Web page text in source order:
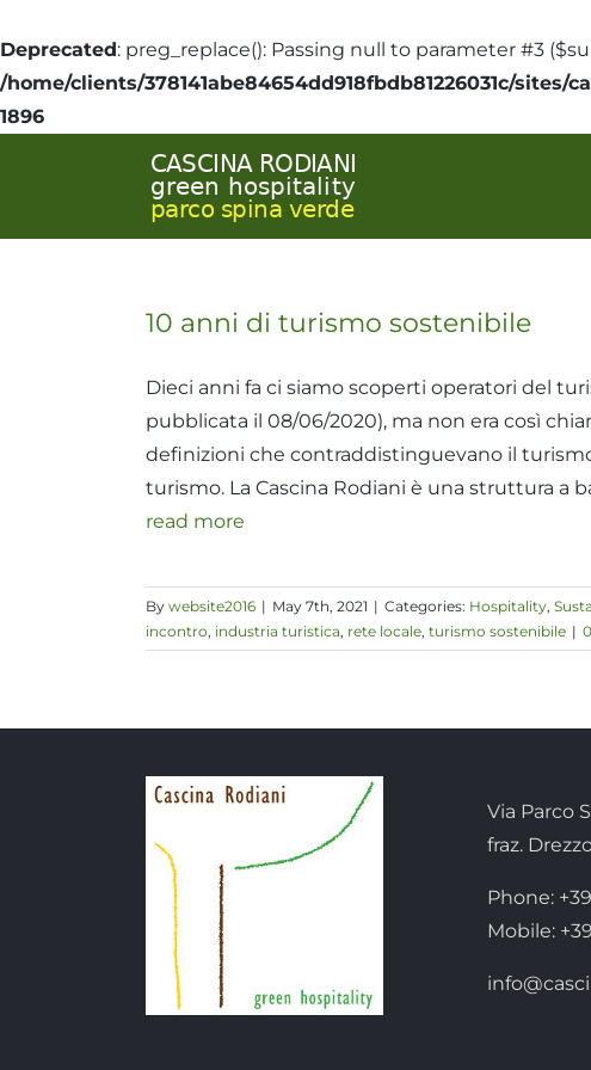
Deprecated: preg_replace(): Passing null to parameter #3
/home/clients/378141abe84654dd918fbdb81226031c/
1896
10 anni di turismo sostenibile
Dieci anni fa ci siamo scoperti operatori del
pubblicata il 08/06/2020), ma non era così
definizioni che contraddistinguevano il
turismo. La Cascina Rodiani è una struttura a
read more
By website2016 | May 7th, 2021 | Categories: Hospitality,
incontro, industria turistica, rete locale, turismo sostenibile |
Via Parco
fraz.
Phone:
Mobile: